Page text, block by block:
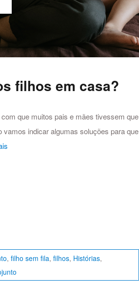
filhos em casa?
que muitos pais e mães tivessem que
indicar algumas soluções para que
, filho sem fila, filhos, Histórias,